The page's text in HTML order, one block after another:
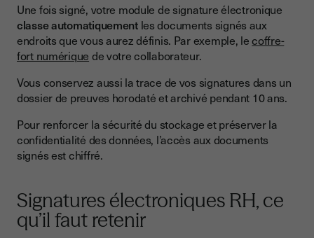
Une fois signé, votre module de signature électronique
classe automatiquementles documents signés aux
endroits que vous aurez définis. Par exemple, lecoffre-
fort numérique de votre collaborateur.
Vous conservez aussi la trace de vos signatures dans un
dossier de preuves horodaté et archivé pendant 10 ans.
Pour renforcer la sécurité du stockage et préserver la
confidentialité des données, l’accès aux documents
signés est chiffré.
Signatures électroniques RH, ce
qu’il faut retenir